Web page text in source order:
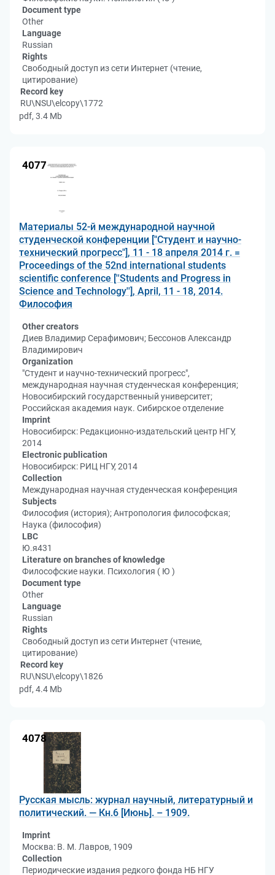
Document type
Other
Language
Russian
Rights
Свободный доступ из сети Интернет (чтение,
цитирование)
Record key
RU\NSU\elcopy\1772
pdf, 3.4 Mb
4077
Материалы 52-й международной научной
студенческой конференции ["Студент и научно-
технический прогресс"], 11 - 18 апреля 2014 г. =
Proceedings of the 52nd international students
scientific conference [''Students and Progress in
Science and Technology''], April, 11 - 18, 2014.
Философия
Other creators
Диев Владимир Серафимович; Бессонов Александр
Владимирович
Organization
"Студент и научно-технический прогресс",
международная научная студенческая конференция;
Новосибирский государственный университет;
Российская академия наук. Сибирское отделение
Imprint
Новосибирск: Редакционно-издательский центр НГУ,
2014
Electronic publication
Новосибирск: РИЦ НГУ, 2014
Collection
Международная научная студенческая конференция
Subjects
Философия (история); Антропология философская;
Наука (философия)
LBC
Ю.я431
Literature on branches of knowledge
Философские науки. Психология ( Ю )
Document type
Other
Language
Russian
Rights
Свободный доступ из сети Интернет (чтение,
цитирование)
Record key
RU\NSU\elcopy\1826
pdf, 4.4 Mb
4078
Русская мысль: журнал научный, литературный и
политический. — Кн.6 [Июнь]. – 1909.
Imprint
Москва: В. М. Лавров, 1909
Collection
Периодические издания редкого фонда НБ НГУ